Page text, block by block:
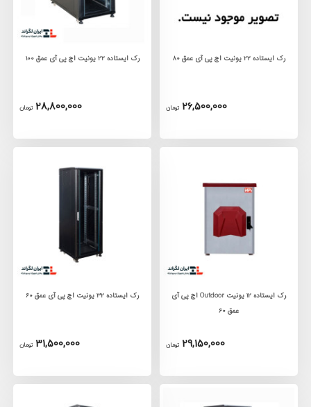
رک ایستاده 22 یونیت اچ پی آی عمق 80
26,500,000 تومان
رک ایستاده 22 یونیت اچ پی آی عمق 100
28,800,000 تومان
رک ایستاده 12 یونیت Outdoor اچ پی آی
عمق 60
29,150,000 تومان
رک ایستاده 32 یونیت اچ پی آی عمق 60
31,500,000 تومان